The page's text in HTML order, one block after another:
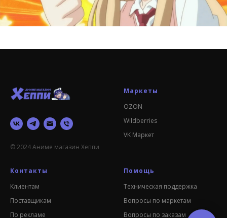
© 2024 Аниме магазин Хеппи
Маркеты
OZON
Wildberries
VK Маркет
Контакты
Клиентам
Поставщикам
По рекламе
Помощь
Техническая поддержка
Вопросы по маркетам
Вопросы по заказам